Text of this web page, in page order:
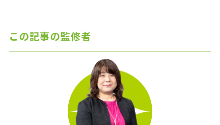
この記事の監修者